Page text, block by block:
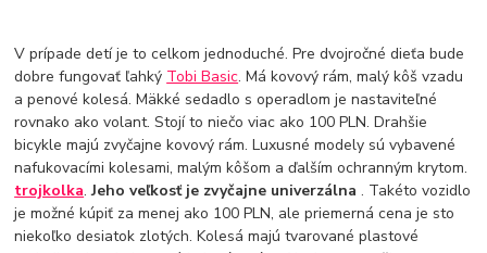
V prípade detí je to celkom jednoduché. Pre dvojročné dieťa bude
dobre fungovať ľahký Tobi Basic. Má kovový rám, malý kôš vzadu
a penové kolesá. Mäkké sedadlo s operadlom je nastaviteľné
rovnako ako volant. Stojí to niečo viac ako 100 PLN. Drahšie
bicykle majú zvyčajne kovový rám. Luxusné modely sú vybavené
nafukovacími kolesami, malým kôšom a ďalším ochranným krytom.
trojkolka.Jeho veľkosť je zvyčajne univerzálna. Takéto vozidlo
je možné kúpiť za menej ako 100 PLN, ale priemerná cena je sto
niekoľko desiatok zlotých. Kolesá majú tvarované plastové